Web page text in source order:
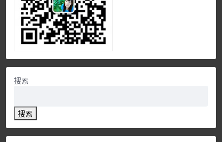
搜索
搜索